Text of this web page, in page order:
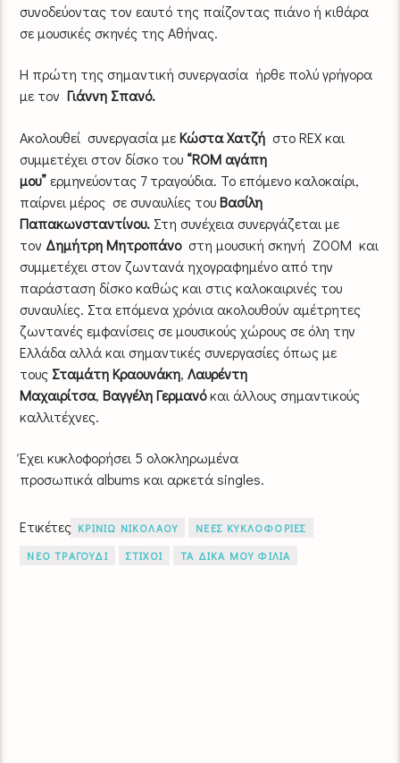
συνοδεύοντας τον εαυτό της παίζοντας πιάνο ή κιθάρα
σε μουσικές σκηνές της Αθήνας.
Η πρώτη της σημαντική συνεργασία ήρθε πολύ γρήγορα
με τονΓιάννη Σπανό.
Ακολουθεί συνεργασία μεΚώστα Χατζή στο REX και
συμμετέχει στον δίσκο του “ROM αγάπη
μου”ερμηνεύοντας 7 τραγούδια. Το επόμενο καλοκαίρι,
παίρνει μέρος σε συναυλίες τουΒασίλη
Παπακωνσταντίνου. Στη συνέχεια συνεργάζεται με
τον Δημήτρη Μητροπάνοστη μουσική σκηνή ΖΟΟΜ και
συμμετέχει στον ζωντανά ηχογραφημένο από την
παράσταση δίσκο καθώς και στις καλοκαιρινές του
συναυλίες. Στα επόμενα χρόνια ακολουθούν αμέτρητες
ζωντανές εμφανίσεις σε μουσικούς χώρους σε όλη την
Ελλάδα αλλά και σημαντικές συνεργασίες όπως με
τους Σταμάτη Κραουνάκη,Λαυρέντη
Μαχαιρίτσα,ΒαγγέληΓερμανόκαι άλλους σημαντικούς
καλλιτέχνες.
Έχει κυκλοφορήσει 5 ολοκληρωμένα
προσωπικά albums και αρκετά singles.
Ετικέτες ΚΡΙΝΙΩ ΝΙΚΟΛΑΟΥ
ΝΕΕΣ ΚΥΚΛΟΦΟΡΙΕΣ
ΝΕΟ ΤΡΑΓΟΥΔΙ
ΣΤΙΧΟΙ ΤΑ ΔΙΚΑ ΜΟΥ ΦΙΛΙΑ